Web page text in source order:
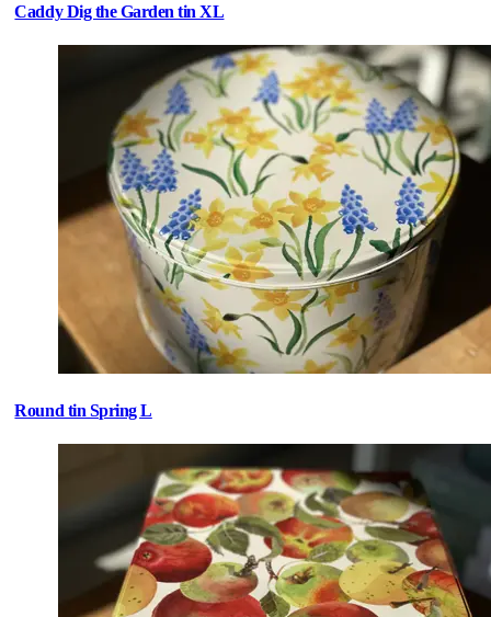
Caddy Dig the Garden tin XL
Round tin Spring L